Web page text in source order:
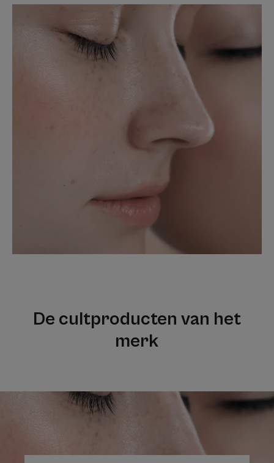
De cultproducten van het
merk